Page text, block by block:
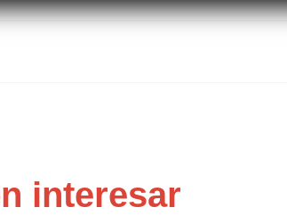
interesar